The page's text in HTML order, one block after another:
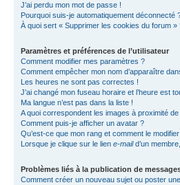
J’ai perdu mon mot de passe !
Pourquoi suis-je automatiquement déconnecté
À quoi sert « Supprimer les cookies du forum »
Paramètres et préférences de l’utilisateur
Comment modifier mes paramètres ?
Comment empêcher mon nom d’apparaître
Les heures ne sont pas correctes !
J’ai changé mon fuseau horaire et l’heure est
Ma langue n’est pas dans la liste !
A quoi correspondent les images à proximité de
Comment puis-je afficher un avatar ?
Qu’est-ce que mon rang et comment le
Lorsque je clique sur le lien e-maild’un
Problèmes liés à la publication de
Comment créer un nouveau sujet ou poster